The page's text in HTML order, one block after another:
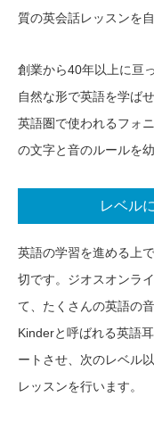
質の英会話レッスンを
創業から40年以上に亘
自然な形で英語を学ば
英語圏で使われるフォ
の文字と音のルールを
レベル
英語の学習を進める上
切です。ジオスオンラ
て、たくさんの英語の
Kinderと呼ばれる英語
ートさせ、次のレベル
レッスンを行います。